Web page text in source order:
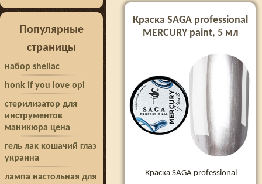
Популярные
страницы
набор shellac
honk if you love opi
стерилизатор для
инструментов
маникюра цена
гель лак кошачий глаз
украина
лампа настольная для
Краска SAGA professional
MERCURY paint, 5 мл
Краска SAGA professional